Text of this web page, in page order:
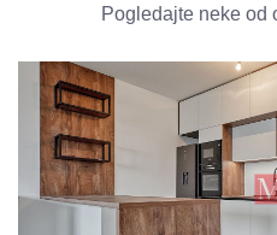
Pogledajte neke od